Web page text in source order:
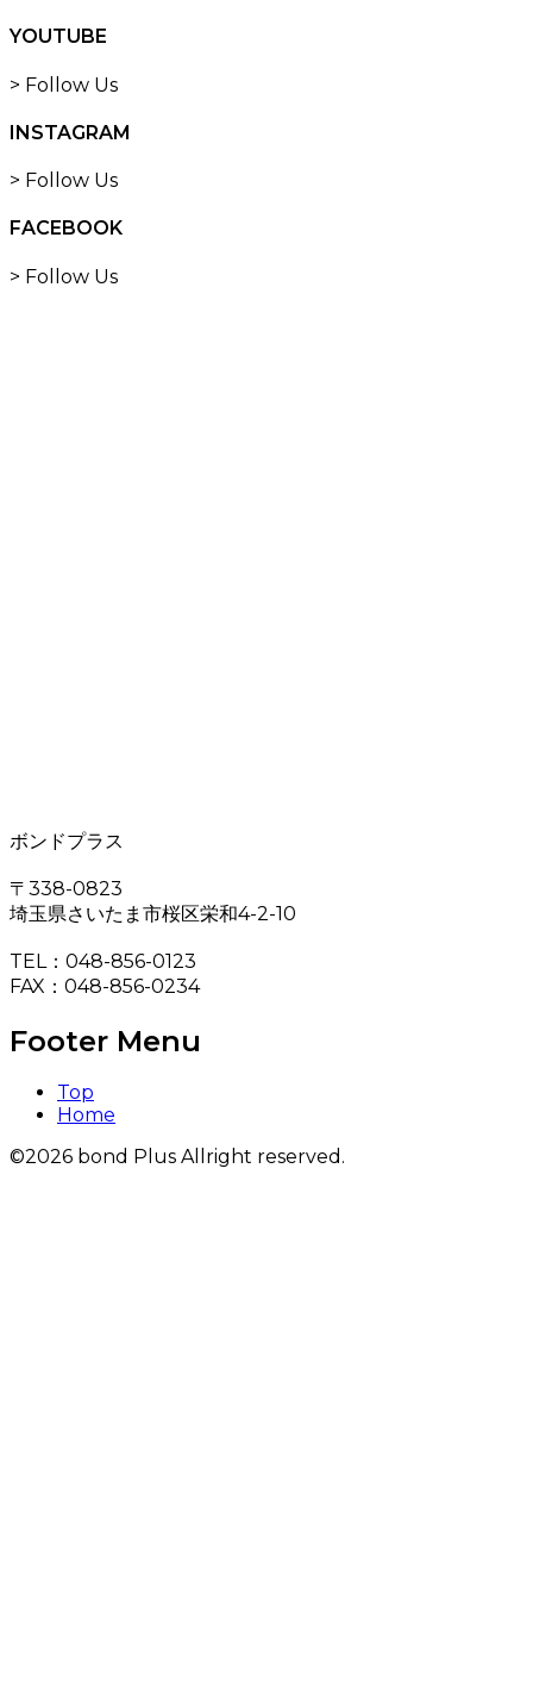
YOUTUBE
> Follow Us
INSTAGRAM
> Follow Us
FACEBOOK
> Follow Us
ボンドプラス
〒338-0823
埼玉県さいたま市桜区栄和4-2-10
TEL：048-856-0123
FAX：048-856-0234
Footer Menu
Top
Home
©2026 bond Plus Allright reserved.